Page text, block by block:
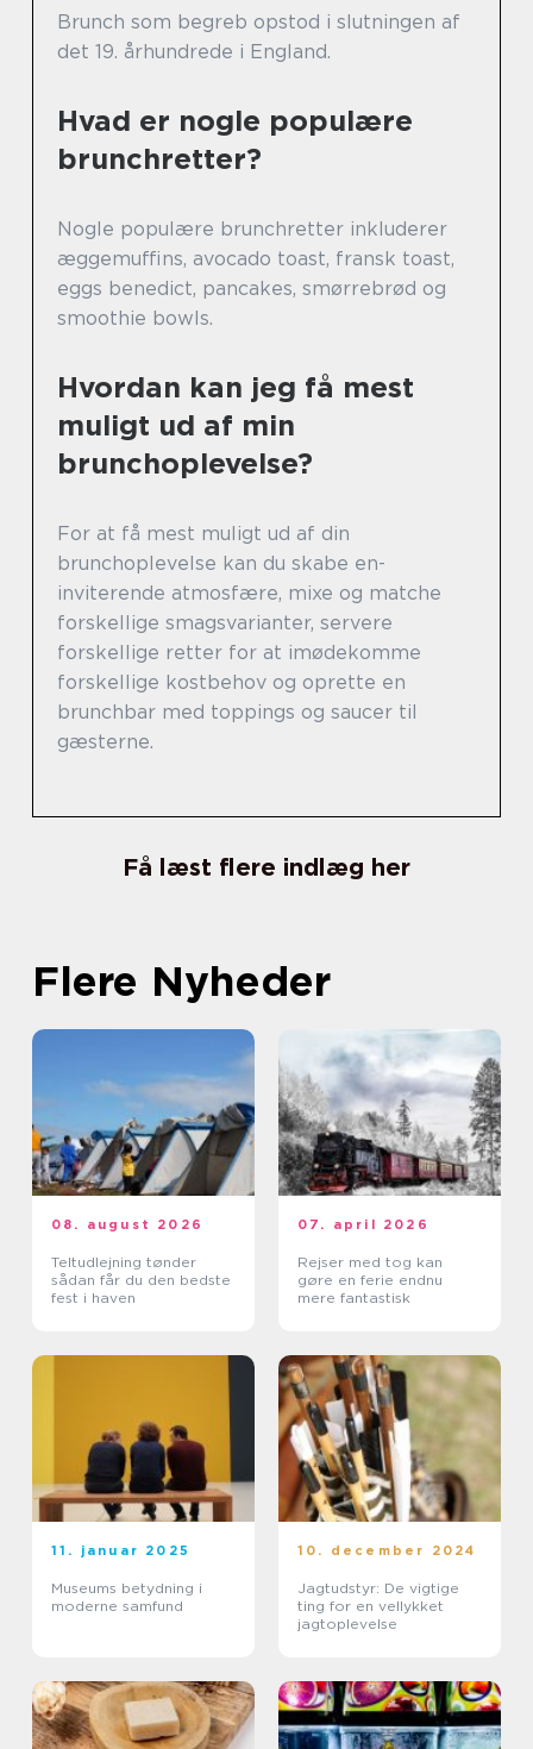
Brunch som begreb opstod i slutningen af
det 19. århundrede i England.
Hvad er nogle populære
brunchretter?
Nogle populære brunchretter inkluderer
æggemuffins, avocado toast, fransk toast,
eggs benedict, pancakes, smørrebrød og
smoothie bowls.
Hvordan kan jeg få mest
muligt ud af min
brunchoplevelse?
For at få mest muligt ud af din
brunchoplevelse kan du skabe en-
inviterende atmosfære, mixe og matche
forskellige smagsvarianter, servere
forskellige retter for at imødekomme
forskellige kostbehov og oprette en
brunchbar med toppings og saucer til
gæsterne.
Få læst flere indlæg her
Flere Nyheder
08. august 2026
Teltudlejning tønder
sådan får du den bedste
fest i haven
07. april 2026
Rejser med tog kan
gøre en ferie endnu
mere fantastisk
11. januar 2025
Museums betydning i
moderne samfund
10. december 2024
Jagtudstyr: De vigtige
ting for en vellykket
jagtoplevelse